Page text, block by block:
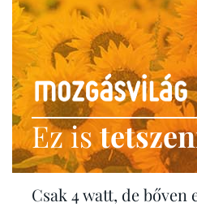
Ez is
Csak 4 watt, de bőven